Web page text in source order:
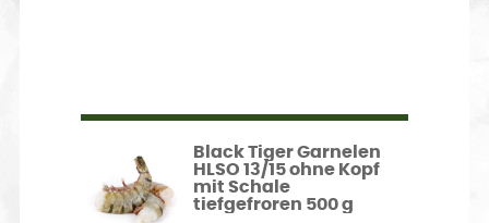
Black Tiger Garnelen
HLSO 13/15 ohne Kopf
mit Schale
tiefgefroren 500 g